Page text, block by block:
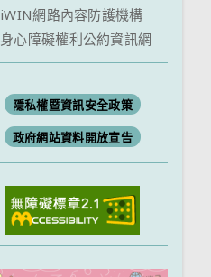
iWIN網路內容防護機構
身心障礙權利公約資訊網
隱私權暨資訊安全政策
政府網站資料開放宣告